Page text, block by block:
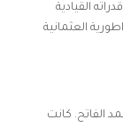
القيادية
العثمانية
إنجازات محمد الفاتح. كانت